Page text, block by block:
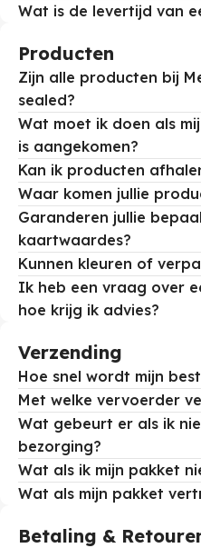
Wat is de levertijd van
Producten
Zijn alle producten bij
sealed?
Wat moet ik doen als
is aangekomen?
Kan ik producten
Waar komen jullie
Garanderen jullie
kaartwaardes?
Kunnen kleuren of
Ik heb een vraag over
hoe krijg ik advies?
Verzending
Hoe snel wordt mijn
Met welke vervoerder
Wat gebeurt er als ik
bezorging?
Wat als ik mijn pakket
Wat als mijn pakket
Betaling &